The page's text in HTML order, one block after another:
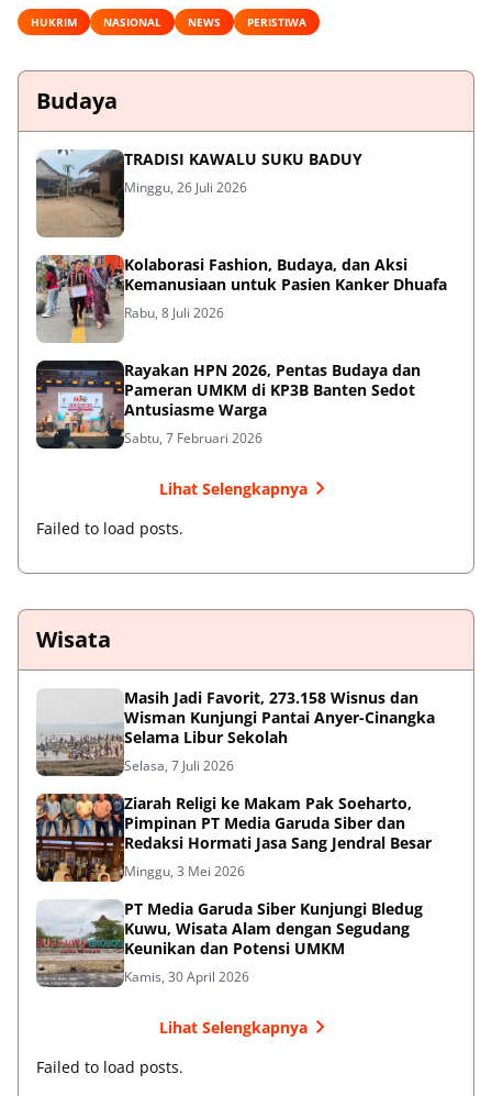
HUKRIM NASIONAL NEWS PERISTIWA
Budaya
TRADISI KAWALU SUKU BADUY
Minggu, 26 Juli 2026
Kolaborasi Fashion, Budaya, dan Aksi
Kemanusiaan untuk Pasien Kanker Dhuafa
Rabu, 8 Juli 2026
Rayakan HPN 2026, Pentas Budaya dan
Pameran UMKM di KP3B Banten Sedot
Antusiasme Warga
Sabtu, 7 Februari 2026
Lihat Selengkapnya
Failed to load posts.
Wisata
Masih Jadi Favorit, 273.158 Wisnus dan
Wisman Kunjungi Pantai Anyer-Cinangka
Selama Libur Sekolah
Selasa, 7 Juli 2026
Ziarah Religi ke Makam Pak Soeharto,
Pimpinan PT Media Garuda Siber dan
Redaksi Hormati Jasa Sang Jendral Besar
Minggu, 3 Mei 2026
PT Media Garuda Siber Kunjungi Bledug
Kuwu, Wisata Alam dengan Segudang
Keunikan dan Potensi UMKM
Kamis, 30 April 2026
Lihat Selengkapnya
Failed to load posts.